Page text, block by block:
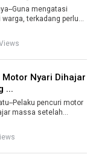
Guna mengatasi
terkadang perlu
Nyari Dihajar
...
Pelaku pencuri motor
massa setelah